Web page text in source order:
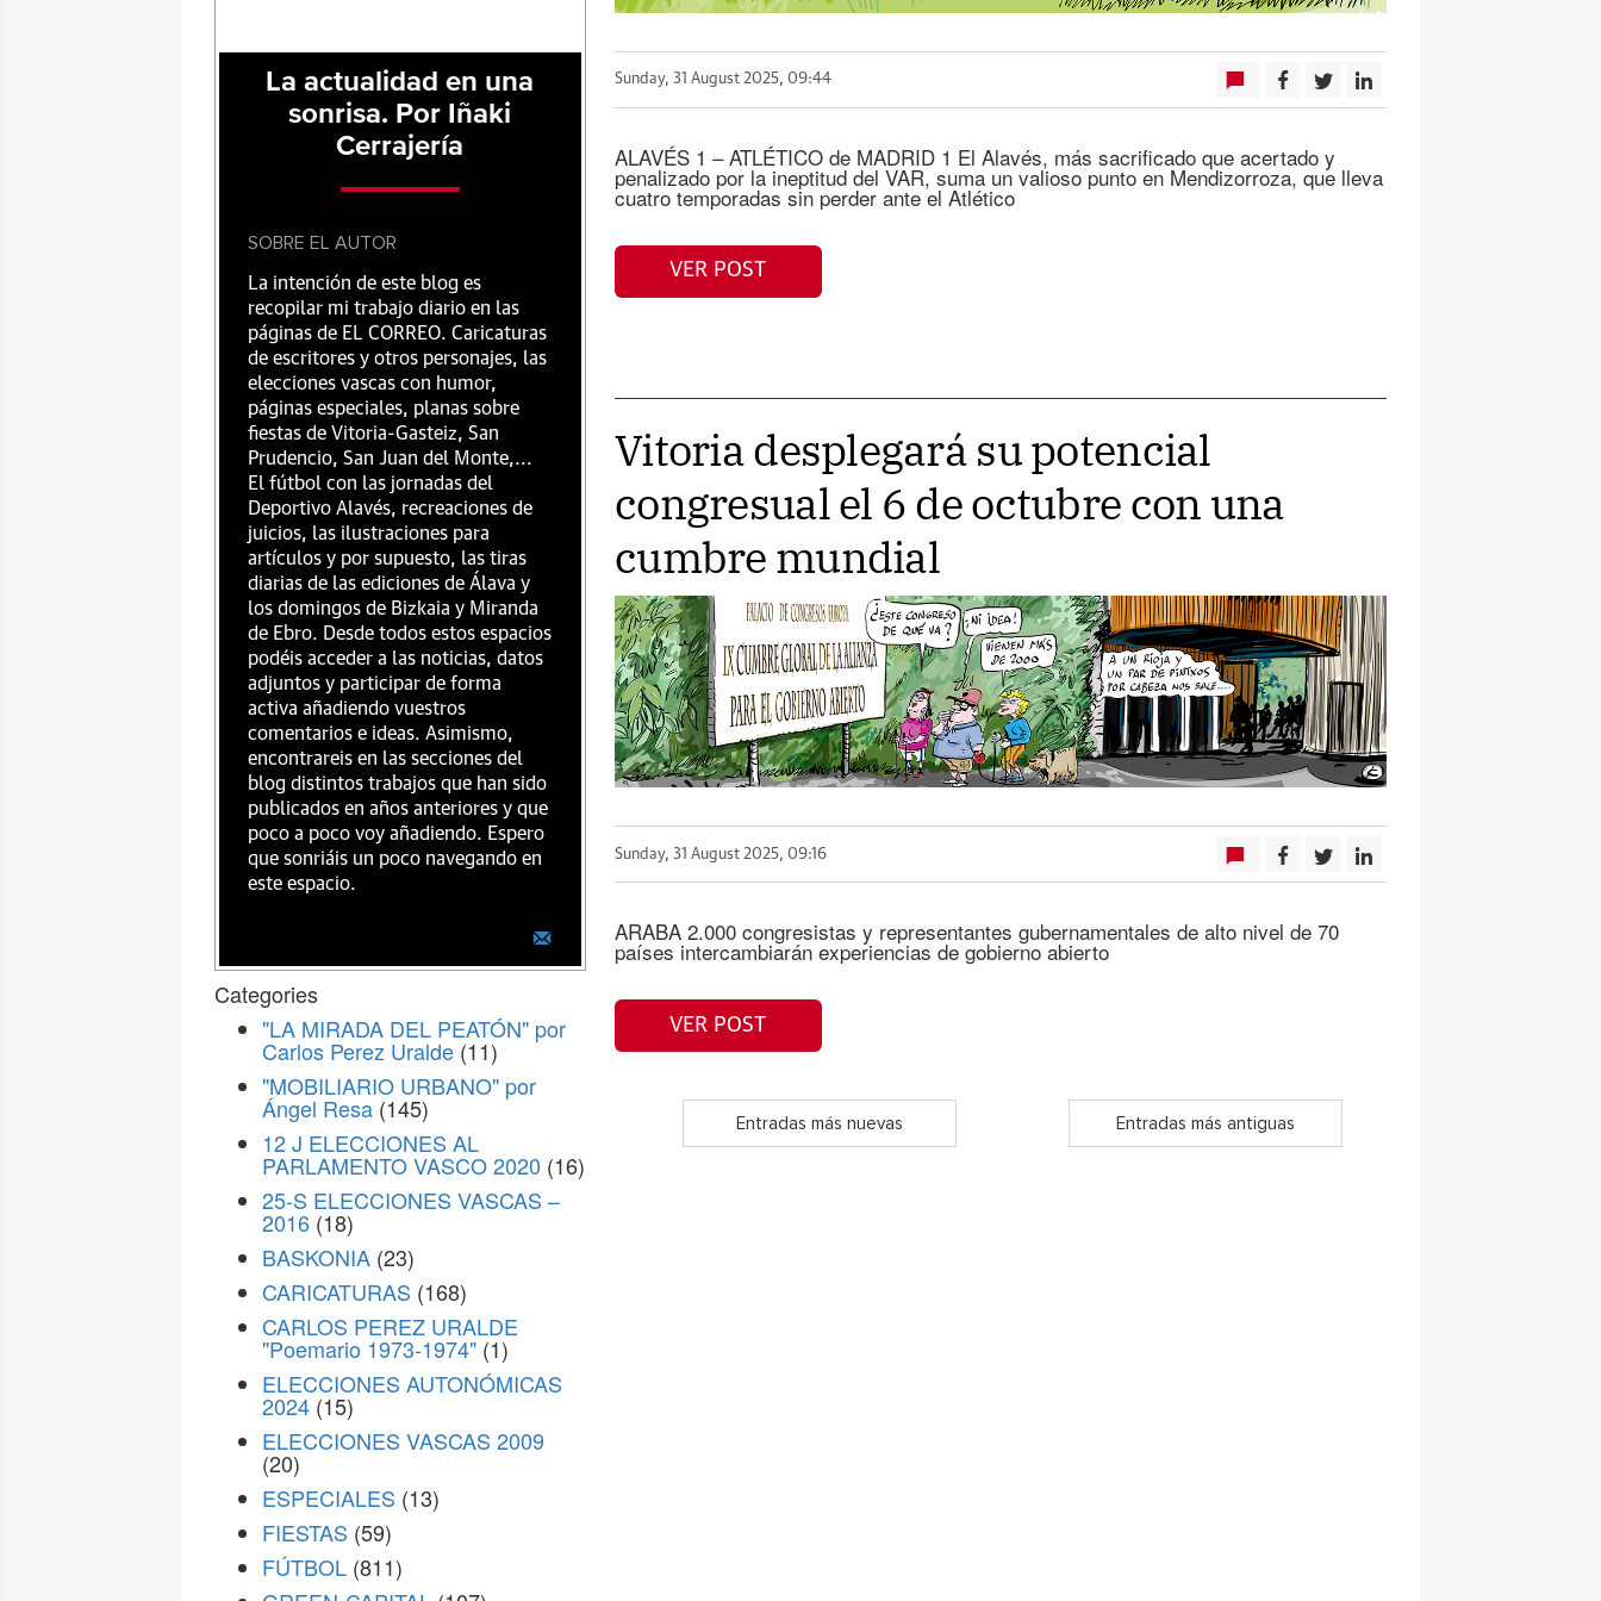
Sunday, 31 August 2025, 09:44
ALAVÉS 1 – ATLÉTICO de MADRID 1 El Alavés, más sacrificado que acertado y
penalizado por la ineptitud del VAR, suma un valioso punto en Mendizorroza, que lleva
cuatro temporadas sin perder ante el Atlético
VER POST
Vitoria desplegará su potencial
congresual el 6 de octubre con una
cumbre mundial
Sunday, 31 August 2025, 09:16
ARABA 2.000 congresistas y representantes gubernamentales de alto nivel de 70
países intercambiarán experiencias de gobierno abierto
VER POST
Entradas más nuevas Entradas más antiguas
La actualidad en una
sonrisa. Por Iñaki
Cerrajería
SOBRE EL AUTOR
La intención de este blog es
recopilar mi trabajo diario en las
páginas de EL CORREO. Caricaturas
de escritores y otros personajes, las
elecciones vascas con humor,
páginas especiales, planas sobre
fiestas de Vitoria-Gasteiz, San
Prudencio, San Juan del Monte,...
El fútbol con las jornadas del
Deportivo Alavés, recreaciones de
juicios, las ilustraciones para
artículos y por supuesto, las tiras
diarias de las ediciones de Álava y
los domingos de Bizkaia y Miranda
de Ebro. Desde todos estos espacios
podéis acceder a las noticias, datos
adjuntos y participar de forma
activa añadiendo vuestros
comentarios e ideas. Asimismo,
encontrareis en las secciones del
blog distintos trabajos que han sido
publicados en años anteriores y que
poco a poco voy añadiendo. Espero
que sonriáis un poco navegando en
este espacio.
Categories
"LA MIRADA DEL PEATÓN" por
Carlos Perez Uralde (11)
"MOBILIARIO URBANO" por
Ángel Resa (145)
12 J ELECCIONES AL
PARLAMENTO VASCO 2020 (16)
25-S ELECCIONES VASCAS –
2016 (18)
BASKONIA (23)
CARICATURAS (168)
CARLOS PEREZ URALDE
"Poemario 1973-1974" (1)
ELECCIONES AUTONÓMICAS
2024 (15)
ELECCIONES VASCAS 2009
(20)
ESPECIALES (13)
FIESTAS (59)
FÚTBOL (811)